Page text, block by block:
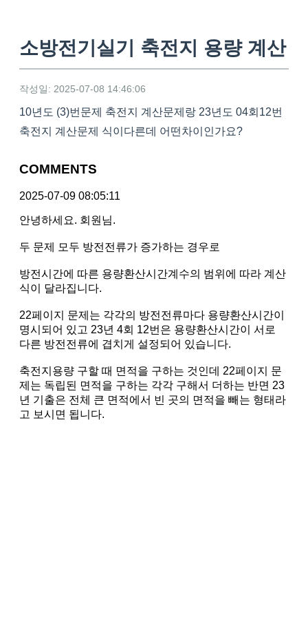
소방전기실기 축전지 용량 계산
작성일: 2025-07-08 14:46:06
10년도 (3)번문제 축전지 계산문제랑 23년도 04회12번
축전지 계산문제 식이다른데 어떤차이인가요?
COMMENTS
2025-07-09 08:05:11
안녕하세요. 회원님.
두 문제 모두 방전전류가 증가하는 경우로
방전시간에 따른 용량환산시간계수의 범위에 따라 계산
식이 달라집니다.
22페이지 문제는 각각의 방전전류마다 용량환산시간이
명시되어 있고 23년 4회 12번은 용량환산시간이 서로
다른 방전전류에 겹치게 설정되어 있습니다.
축전지용량 구할 때 면적을 구하는 것인데 22페이지 문
제는 독립된 면적을 구하는 각각 구해서 더하는 반면 23
년 기출은 전체 큰 면적에서 빈 곳의 면적을 빼는 형태라
고 보시면 됩니다.